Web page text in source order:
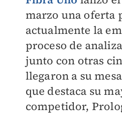
marzo una oferta
actualmente la
proceso de
junto con otras
llegaron a su
que destaca su
competidor,